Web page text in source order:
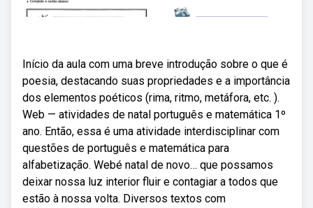
Início da aula com uma breve introdução sobre o que é
poesia, destacando suas propriedades e a importância
dos elementos poéticos (rima, ritmo, metáfora, etc. ).
Web — atividades de natal português e matemática 1º
ano. Então, essa é uma atividade interdisciplinar com
questões de português e matemática para
alfabetização. Webé natal de novo… que possamos
deixar nossa luz interior fluir e contagiar a todos que
estão à nossa volta. Diversos textos com